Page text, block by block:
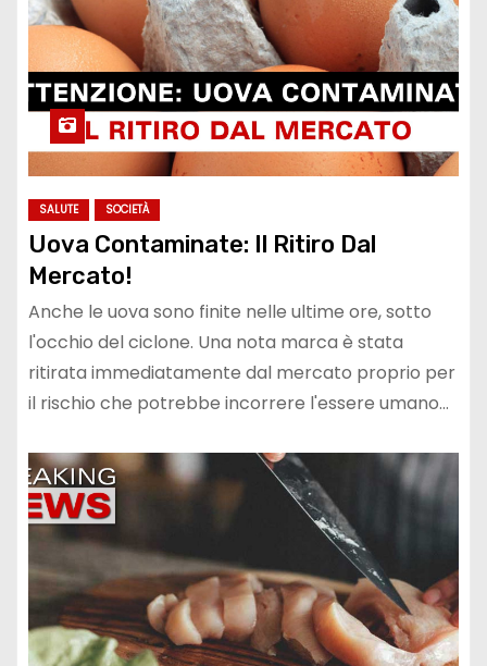
SALUTE SOCIETÀ
Uova Contaminate: Il Ritiro Dal
Mercato!
Anche le uova sono finite nelle ultime ore, sotto
l'occhio del ciclone. Una nota marca è stata
ritirata immediatamente dal mercato proprio per
il rischio che potrebbe incorrere l'essere umano…